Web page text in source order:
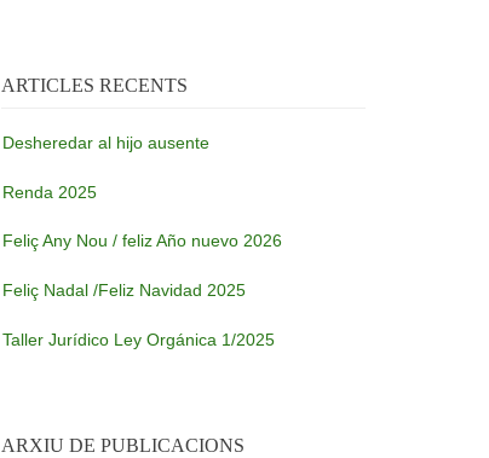
ARTICLES RECENTS
Desheredar al hijo ausente
Renda 2025
Feliç Any Nou / feliz Año nuevo 2026
Feliç Nadal /Feliz Navidad 2025
Taller Jurídico Ley Orgánica 1/2025
ARXIU DE PUBLICACIONS